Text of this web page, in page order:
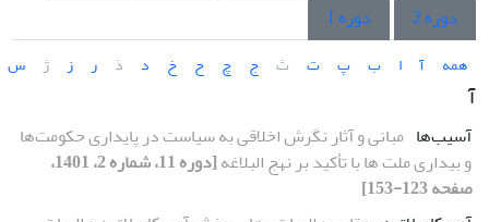
دوره 2
دوره 1
همه آ ا ب پ ت ث ج چ ح خ د ذ ر ز ژ س
آ
آسیب‌ها مبانی و آثار نگرش اخلاقی به سیاست در پایداری حکومت‌ها‌
و بیداری ملت ها با تأکید بر نهج البلاغه
[دوره 11، شماره 2، 1401،
صفحه 123-153]